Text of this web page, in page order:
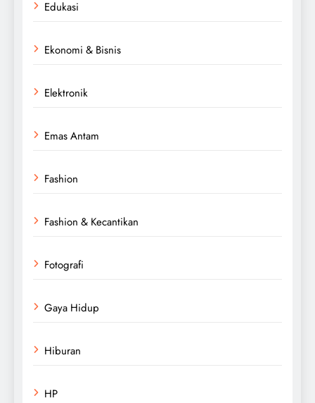
Edukasi
Ekonomi & Bisnis
Elektronik
Emas Antam
Fashion
Fashion & Kecantikan
Fotografi
Gaya Hidup
Hiburan
HP